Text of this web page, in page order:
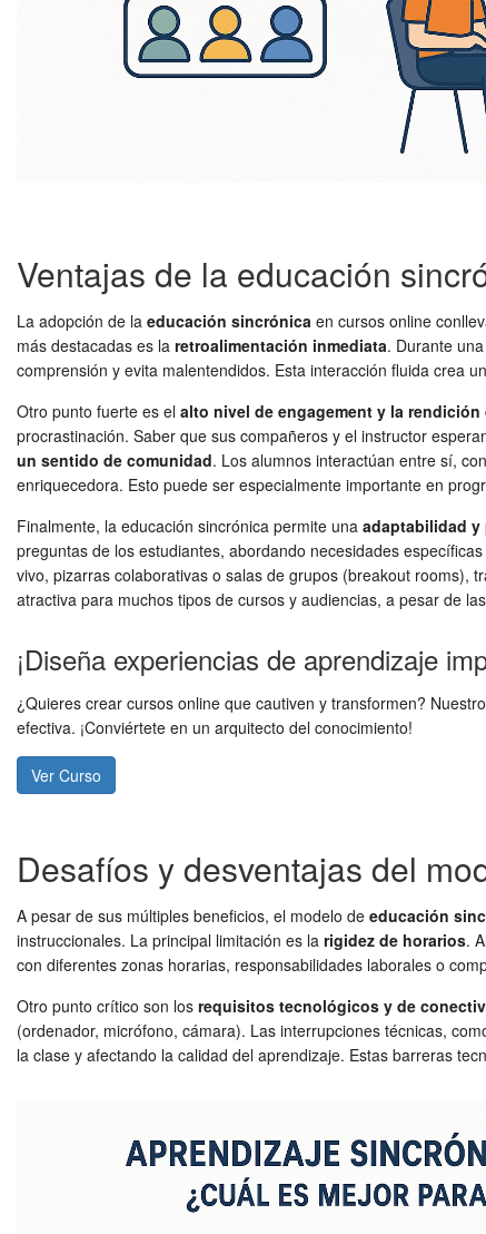
Ventajas de la educación
La adopción de la educación sincrónica en cursos online
más destacadas es la retroalimentación inmediata. Durante
comprensión y evita malentendidos. Esta interacción fluida crea
Otro punto fuerte es el alto nivel de engagement y la rendición
procrastinación. Saber que sus compañeros y el instructor
un sentido de comunidad. Los alumnos interactúan entre sí,
enriquecedora. Esto puede ser especialmente importante en
Finalmente, la educación sincrónica permite una adaptabilidad y
preguntas de los estudiantes, abordando necesidades
vivo, pizarras colaborativas o salas de grupos (breakout rooms),
atractiva para muchos tipos de cursos y audiencias, a pesar de las
¡Diseña experiencias de aprendizaje
¿Quieres crear cursos online que cautiven y transformen?
efectiva. ¡Conviértete en un arquitecto del conocimiento!
Ver Curso
Desafíos y desventajas del
A pesar de sus múltiples beneficios, el modelo de educación
instruccionales. La principal limitación es la rigidez de horarios.
con diferentes zonas horarias, responsabilidades laborales o
Otro punto crítico son los requisitos tecnológicos y de
(ordenador, micrófono, cámara). Las interrupciones técnicas,
la clase y afectando la calidad del aprendizaje. Estas barreras